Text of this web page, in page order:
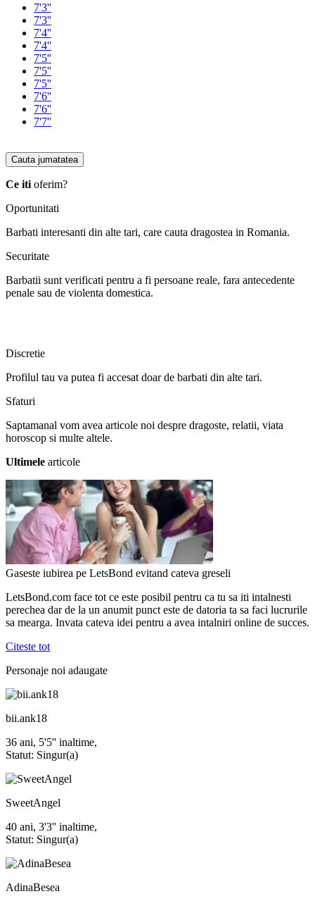
7'3''
7'3''
7'4''
7'4''
7'5''
7'5''
7'5''
7'6''
7'6''
7'7''
Cauta jumatatea
Ce iti oferim?
Oportunitati
Barbati interesanti din alte tari, care cauta dragostea in Romania.
Securitate
Barbatii sunt verificati pentru a fi persoane reale, fara antecedente
penale sau de violenta domestica.
Discretie
Profilul tau va putea fi accesat doar de barbati din alte tari.
Sfaturi
Saptamanal vom avea articole noi despre dragoste, relatii, viata
horoscop si multe altele.
Ultimele articole
Gaseste iubirea pe LetsBond evitand cateva greseli
LetsBond.com face tot ce este posibil pentru ca tu sa iti intalnesti
perechea dar de la un anumit punct este de datoria ta sa faci lucrurile
sa mearga. Invata cateva idei pentru a avea intalniri online de succes.
Citeste tot
Personaje noi adaugate
bii.ank18
36 ani, 5'5'' inaltime,
Statut: Singur(a)
SweetAngel
40 ani, 3'3'' inaltime,
Statut: Singur(a)
AdinaBesea